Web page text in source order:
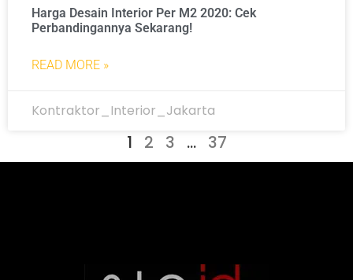
Harga Desain Interior Per M2 2020: Cek
Perbandingannya Sekarang!
READ MORE »
Kontraktor_Interior_Jakarta
1 2 3 … 37